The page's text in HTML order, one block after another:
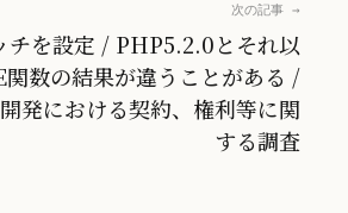
次の記事 →
チを設定 / PHP5.2.0とそれ以
数の結果が違うことがある /
発における契約、権利等に関
する調査